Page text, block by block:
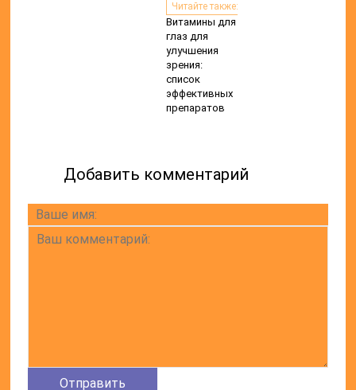
Читайте также:
Витамины для
глаз для
улучшения
зрения:
список
эффективных
препаратов
Добавить комментарий